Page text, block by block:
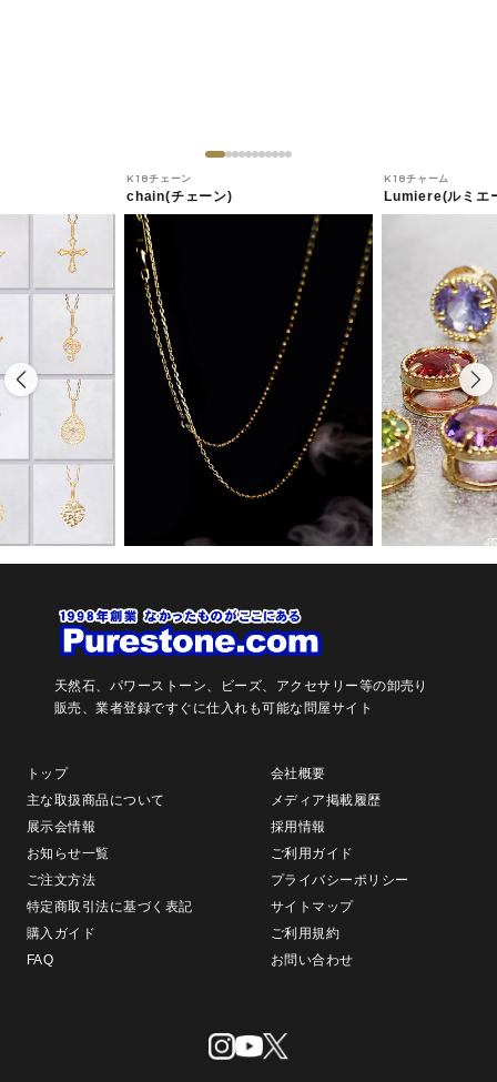
K18チェーン
chain(チェーン)
K18チャーム
Lumiere(ルミエ
天然石、パワーストーン、ビーズ、アクセサリー等の卸売り
販売、業者登録ですぐに仕入れも可能な問屋サイト
トップ
会社概要
主な取扱商品について
メディア掲載履歴
展示会情報
採用情報
お知らせ一覧
ご利用ガイド
ご注文方法
プライバシーポリシー
特定商取引法に基づく表記
サイトマップ
購入ガイド
ご利用規約
FAQ
お問い合わせ